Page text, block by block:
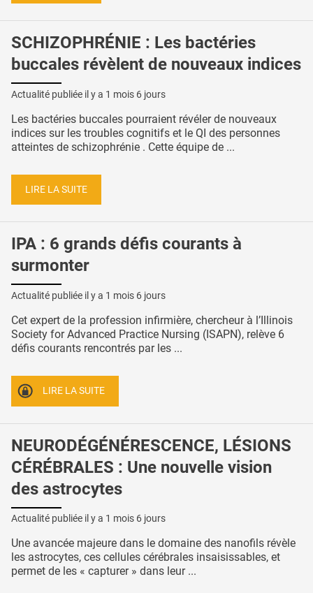
SCHIZOPHRÉNIE : Les bactéries
buccales révèlent de nouveaux indices
Actualité publiée il y a 1 mois 6 jours
Les bactéries buccales pourraient révéler de nouveaux
indices sur les troubles cognitifs et le QI des personnes
atteintes de schizophrénie . Cette équipe de ...
LIRE LA SUITE
IPA : 6 grands défis courants à
surmonter
Actualité publiée il y a 1 mois 6 jours
Cet expert de la profession infirmière, chercheur à l’Illinois
Society for Advanced Practice Nursing (ISAPN), relève 6
défis courants rencontrés par les ...
LIRE LA SUITE
NEURODÉGÉNÉRESCENCE, LÉSIONS
CÉRÉBRALES : Une nouvelle vision
des astrocytes
Actualité publiée il y a 1 mois 6 jours
Une avancée majeure dans le domaine des nanofils révèle
les astrocytes, ces cellules cérébrales insaisissables, et
permet de les « capturer » dans leur ...